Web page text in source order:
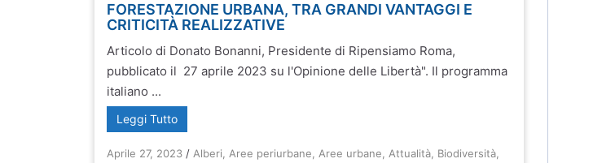
FORESTAZIONE URBANA, TRA GRANDI VANTAGGI E
CRITICITÀ REALIZZATIVE
Articolo di Donato Bonanni, Presidente di Ripensiamo Roma,
pubblicato il 27 aprile 2023 su l'Opinione delle Libertà". Il programma
italiano ...
Leggi Tutto
Aprile 27, 2023 / Alberi Aree periurbane Aree urbane Attualità Biodiversità